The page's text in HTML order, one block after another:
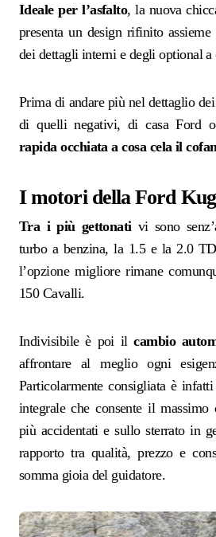
Ideale per l’asfalto, la nuova
presenta un design rifinito
dei dettagli interni e degli optional a
Prima di andare più nel dettaglio
di quelli negativi, di casa Ford
rapida occhiata a cosa cela il
I motori della Ford
Tra i più gettonativi sono
turbo a benzina, la 1.5 e la 2.0
l’opzione migliore rimane
150 Cavalli.
Indivisibile è poi ilcambio
affrontare al meglio ogni
Particolarmente consigliata è
integrale che consente il massimo
più accidentati e sullo sterrato in
rapporto tra qualità, prezzo e
somma gioia del guidatore.